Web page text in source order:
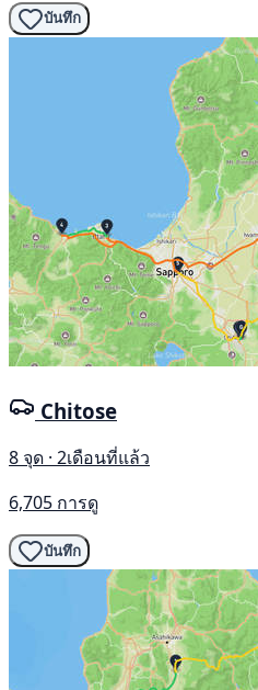
บันทึก
Chitose
8 จุด · 2เดือนที่แล้ว
6,705 การดู
บันทึก